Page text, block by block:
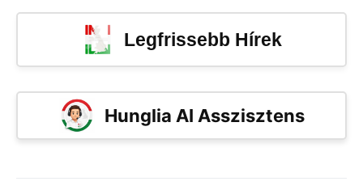
Legfrissebb Hírek
Hunglia AI Asszisztens